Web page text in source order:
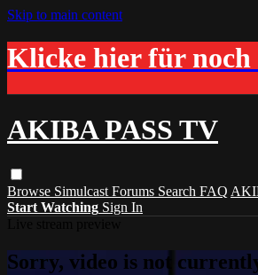
Skip to main content
Klicke hier für noch
AKIBA PASS TV
Browse Simulcast Forums Search FAQ
Start Watching Sign In
Sorry, video is not